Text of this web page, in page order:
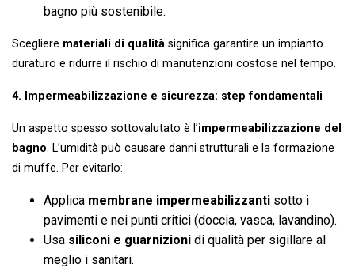
bagno più sostenibile.
Scegliere materiali di qualità significa garantire un impianto
duraturo e ridurre il rischio di manutenzioni costose nel tempo.
4. Impermeabilizzazione e sicurezza: step fondamentali
Un aspetto spesso sottovalutato è l’impermeabilizzazione del
bagno. L’umidità può causare danni strutturali e la formazione
di muffe. Per evitarlo:
Applica membrane impermeabilizzanti sotto i
pavimenti e nei punti critici (doccia, vasca, lavandino).
Usa siliconi e guarnizioni di qualità per sigillare al
meglio i sanitari.